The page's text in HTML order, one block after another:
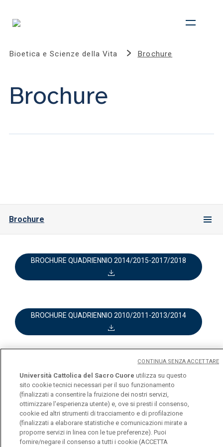
Bioetica e Scienze della Vita Brochure
Brochure
Brochure
BROCHURE QUADRIENNIO 2014/2015-2017/2018
BROCHURE QUADRIENNIO 2010/2011-2013/2014
Università Cattolica del Sacro Cuore utilizza su questo
sito cookie tecnici necessari per il suo funzionamento
(finalizzati a consentire la fruizione dei nostri servizi,
ottimizzare l'esperienza utente) e, ove si presti il consenso,
cookie ed altri strumenti di tracciamento e di profilazione
(finalizzati a elaborare statistiche e comunicazioni mirate a
proporre servizi in linea con le tue preferenze). Puoi
fornire/negare il consenso a tutti i cookie (ACCETTA
CONTINUA SENZA ACCETTARE